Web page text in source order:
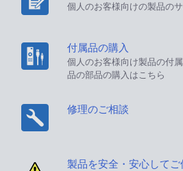
個人のお客様向けの製品の
付属品の購入
個人のお客様向け製品の付
品の部品の購入はこちら
修理のご相談
製品を安全・安心して